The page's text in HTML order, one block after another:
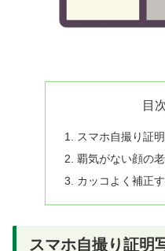
目
スマホ自撮り証
覇気がない顔の
カッコよく補正
スマホ自撮り証明